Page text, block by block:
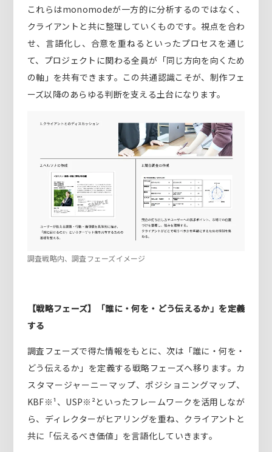
これらはmonomodeが一方的に分析するのではなく、
クライアントと共に整理していくものです。視点を合わ
せ、言語化し、合意を重ねるといったプロセスを通じ
て、プロジェクトに関わる全員が「同じ方向を向くため
の軸」を共有できます。この共通認識こそが、制作フェ
ーズ以降のあらゆる判断を支える土台になります。
調査戦略内、調査フェーズイメージ
【戦略フェーズ】「誰に・何を・どう伝えるか」を定義
する
調査フェーズで得た情報をもとに、次は「誰に・何を・
どう伝えるか」を定義する戦略フェーズへ移ります。カ
スタマージャーニーマップ、ポジショニングマップ、
KBF※¹、USP※²といったフレームワークを活用しなが
ら、ディレクターがヒアリングを重ね、クライアントと
共に「伝えるべき価値」を言語化していきます。